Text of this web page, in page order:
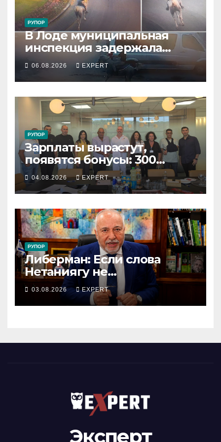
РУПОР
В Лоде муниципальная
инспекция задержала
подростка, устроившего
опасную скачку на лошади
по улицам города
06.08.2026 EXPERT
РУПОР
Зарплаты вырастут,
появятся бонусы: 300
сотрудников «Штраус»
получили новый
коллективный договор
04.08.2026 EXPERT
РУПОР
Либерман: Если слова
Нетаниягу не
предвыборный трюк, пусть
докажет это делом
03.08.2026 EXPERT
Эксперт